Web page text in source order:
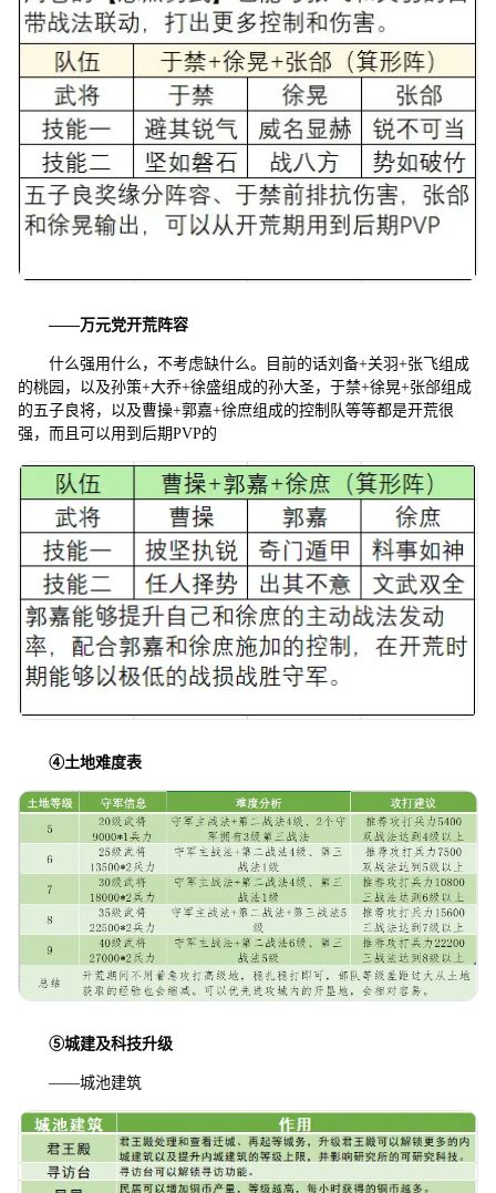
——万元党开荒阵容
什么强用什么，不考虑缺什么。目前的话刘备+关羽+张飞组成
的桃园，以及孙策+大乔+徐盛组成的孙大圣，于禁+徐晃+张郃组成
的五子良将，以及曹操+郭嘉+徐庶组成的控制队等等都是开荒很
强，而且可以用到后期PVP的
④土地难度表
⑤城建及科技升级
——城池建筑